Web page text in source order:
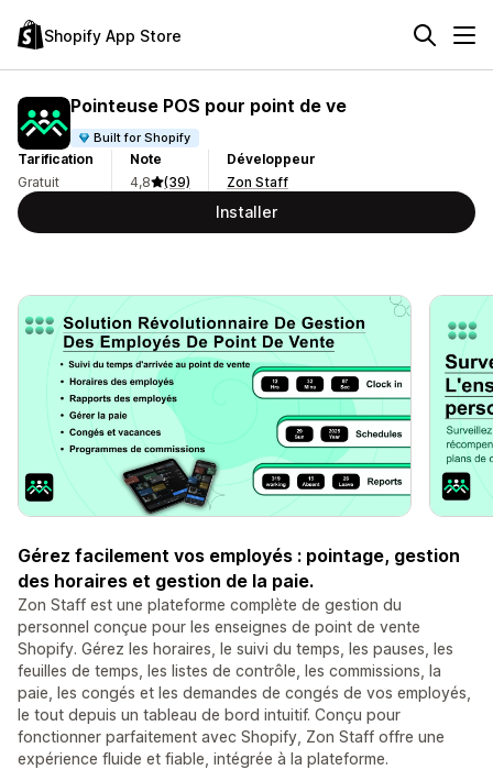
Shopify App Store
Pointeuse POS pour point de ve
Built for Shopify
Tarification
Gratuit
Note
4,8
(39)
Développeur
Zon Staff
Installer
Gérez facilement vos employés : pointage, gestion
des horaires et gestion de la paie.
Zon Staff est une plateforme complète de gestion du
personnel conçue pour les enseignes de point de vente
Shopify. Gérez les horaires, le suivi du temps, les pauses, les
feuilles de temps, les listes de contrôle, les commissions, la
paie, les congés et les demandes de congés de vos employés,
le tout depuis un tableau de bord intuitif. Conçu pour
fonctionner parfaitement avec Shopify, Zon Staff offre une
expérience fluide et fiable, intégrée à la plateforme.